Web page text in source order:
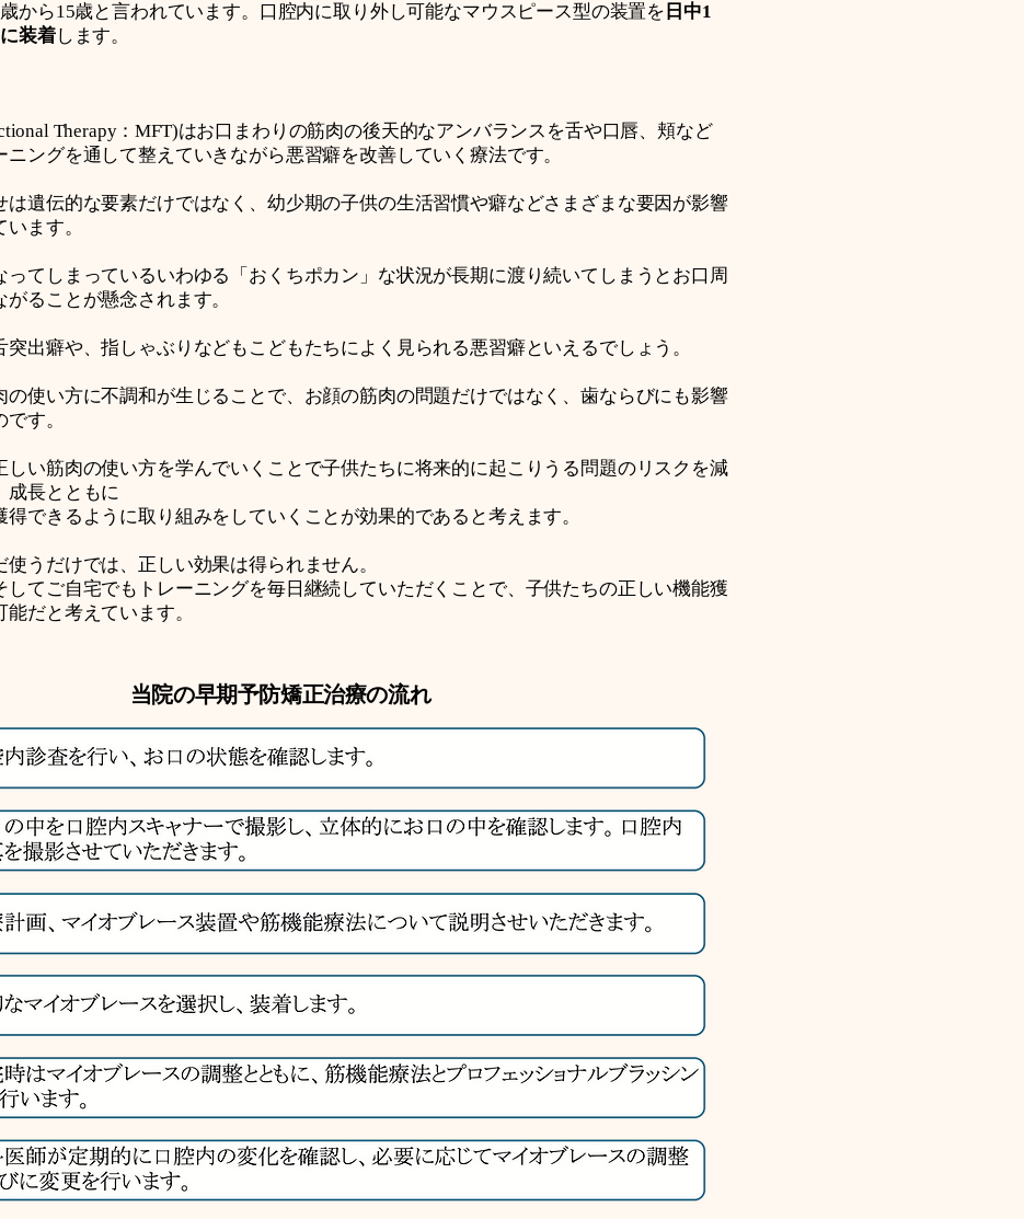
から15歳と言われています。口腔内に取り外し可能なマウスピース型の装置を 日中1
装着します。
Therapy：MFT)はお口まわりの筋肉の後天的なアンバランスを舌や口唇、頬など
ングを通して整えていきながら悪習癖を改善していく療法です。
は遺伝的な要素だけではなく、幼少期の子供の生活習慣や癖などさまざまな要因が影響
ます。
ってしまっているいわゆる「おくちポカン」な状況が長期に渡り続いてしまうとお口周
ることが懸念されます。
出癖や、指しゃぶりなどもこどもたちによく見られる悪習癖といえるでしょう。
の使い方に不調和が生じることで、お顔の筋肉の問題だけではなく、歯ならびにも影響
す。
しい筋肉の使い方を学んでいくことで子供たちに将来的に起こりうる問題のリスクを減
成長とともに
できるように取り組みをしていくことが効果的であると考えます。
うだけでは、正しい効果は得られません。
してご自宅でもトレーニングを毎日継続していただくことで、子供たちの正しい機能獲
だと考えています。
当院の早期予防矯正治療の流れ